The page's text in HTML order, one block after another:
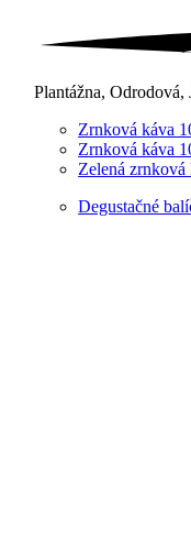
Plantážna, Odrodová,
Zrnková káva
Zrnková káva
Zelená
Degustačné